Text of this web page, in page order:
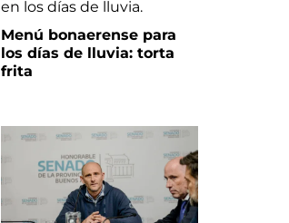
Menú bonaerense para
los días de lluvia: torta
frita